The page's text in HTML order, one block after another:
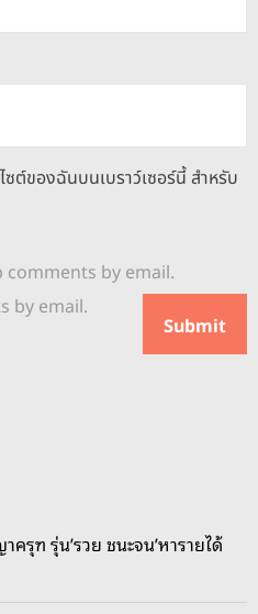
ต์ของฉันบนเบราว์เซอร์นี้ สำหรับ
by email.
by email.
รุฑ รุ่น’รวย ชนะจน’หารายได้